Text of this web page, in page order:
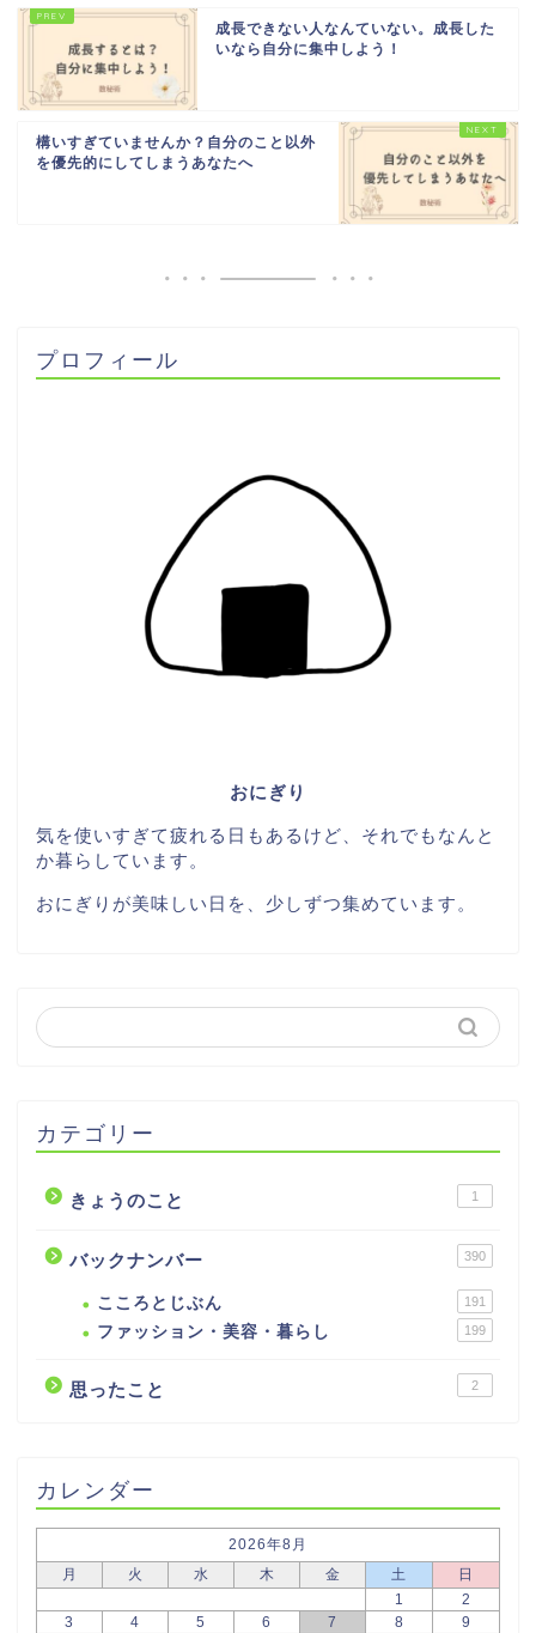
成長できない人なんていない。成長した
いなら自分に集中しよう！
構いすぎていませんか？自分のこと以外
を優先的にしてしまうあなたへ
プロフィール
おにぎり
気を使いすぎて疲れる日もあるけど、それでもなんと
か暮らしています。
おにぎりが美味しい日を、少しずつ集めています。
カテゴリー
きょうのこと 1
バックナンバー 390
こころとじぶん 191
ファッション・美容・暮らし 199
思ったこと 2
カレンダー
2026年8月
月
火 水 木 金 土
日
1
2
3
4 5 6 7 8
9